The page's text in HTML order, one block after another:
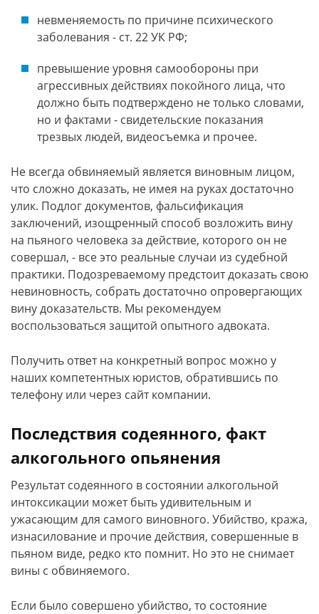
невменяемость по причине психического
заболевания - ст. 22 УК РФ;
превышение уровня самообороны при
агрессивных действиях покойного лица, что
должно быть подтверждено не только словами,
но и фактами - свидетельские показания
трезвых людей, видеосъемка и прочее.
Не всегда обвиняемый является виновным лицом,
что сложно доказать, не имея на руках достаточно
улик. Подлог документов, фальсификация
заключений, изощренный способ возложить вину
на пьяного человека за действие, которого он не
совершал, - все это реальные случаи из судебной
практики. Подозреваемому предстоит доказать свою
невиновность, собрать достаточно опровергающих
вину доказательств. Мы рекомендуем
воспользоваться защитой опытного адвоката.
Получить ответ на конкретный вопрос можно у
наших компетентных юристов, обратившись по
телефону или через сайт компании.
Последствия содеянного, факт
алкогольного опьянения
Результат содеянного в состоянии алкогольной
интоксикации может быть удивительным и
ужасающим для самого виновного. Убийство, кража,
изнасилование и прочие действия, совершенные в
пьяном виде, редко кто помнит. Но это не снимает
вины с обвиняемого.
Если было совершено убийство, то состояние